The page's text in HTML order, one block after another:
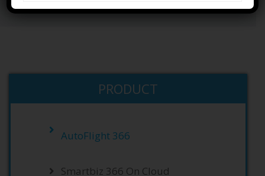
Home
PRODUCT
AutoFlight 366
Smartbiz 366 On Cloud